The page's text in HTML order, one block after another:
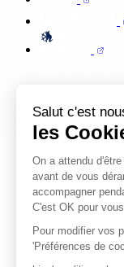
Salut c'est
les
On a attendu
avant de vous
accompagner
C'est OK pour
Pour modifier vos
'Préférences de